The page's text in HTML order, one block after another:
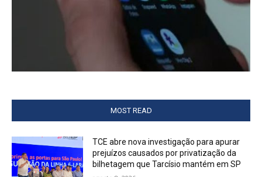
MOST READ
TCE abre nova investigação para apurar
prejuízos causados por privatização da
bilhetagem que Tarcísio mantém em SP